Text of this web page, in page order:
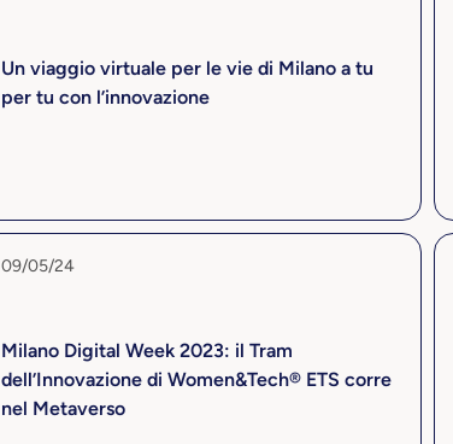
Un viaggio virtuale per le vie di Milano a tu
per tu con l’innovazione
09/05/24
Milano Digital Week 2023: il Tram
dell’Innovazione di Women&Tech® ETS corre
nel Metaverso